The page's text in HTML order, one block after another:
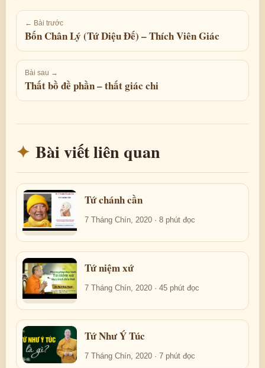
← Bài trước
Bốn Chân Lý (Tứ Diệu Đế) – Thích Viên Giác
Bài sau →
Thất bồ đề phần – thất giác chi
Bài viết liên quan
Tứ chánh cần
7 Tháng Chín, 2020 · 8 phút đọc
Tứ niệm xứ
7 Tháng Chín, 2020 · 45 phút đọc
Tứ Như Ý Túc
7 Tháng Chín, 2020 · 7 phút đọc